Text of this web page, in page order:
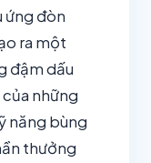
ứng đòn
ra một
đậm dấu
những
năng bùng
thưởng